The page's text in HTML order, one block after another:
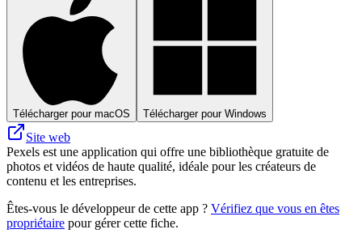
Télécharger pour macOS Télécharger pour Windows
Site web
Pexels est une application qui offre une bibliothèque gratuite de
photos et vidéos de haute qualité, idéale pour les créateurs de
contenu et les entreprises.
Êtes-vous le développeur de cette app ? Vérifiez que vous en êtes
propriétaire pour gérer cette fiche.